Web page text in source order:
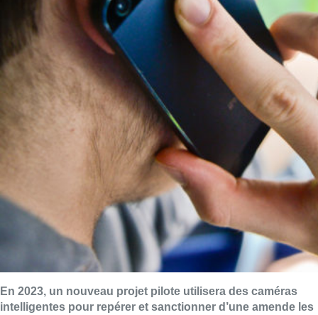
En 2023, un nouveau projet pilote utilisera des caméras
intelligentes pour repérer et sanctionner d’une amende les